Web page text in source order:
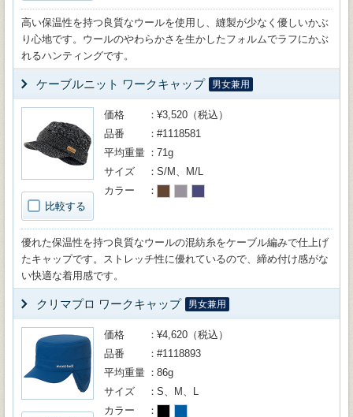
高い保温性を持つ良質なウールを使用し、縫製が少なく優しいかぶ
り心地です。ウールのやわらかさを生かしたフォルムでラフにかぶ
れるハンティングです。
ケーブルニット ワークキャップ 男女兼用
比較する
価格
¥3,520（税込）
品番
#1118581
平均重量
71g
サイズ
S/M、M/L
カラー
優れた保温性を持つ良質なウールの混紡糸をケーブル編みで仕上げ
たキャップです。ストレッチ性に優れているので、締め付け感がな
い快適な着用感です。
クリマプロ ワークキャップ 男女兼用
価格
¥4,620（税込）
品番
#1118893
平均重量
86g
サイズ
S、M、L
カラー